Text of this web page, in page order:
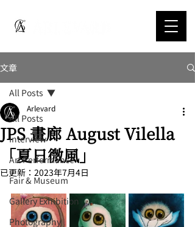
文章
All Posts
Interview
Art Performance
Fair & Museum
Gallery Exhibition
Photography
All Posts
JPS 畫廊 August Vilella
「夏日微風」
Arlevard
已更新： 2023年7月4日